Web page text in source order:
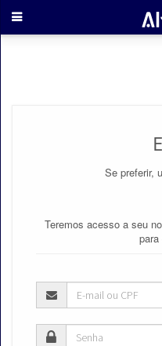
Cursos
Apostilas
Se preferir,
Teremos acesso a seu